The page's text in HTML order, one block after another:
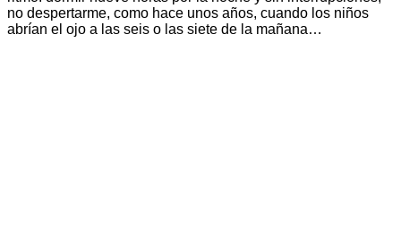
no despertarme, como hace unos años, cuando los niños
abrían el ojo a las seis o las siete de la mañana…